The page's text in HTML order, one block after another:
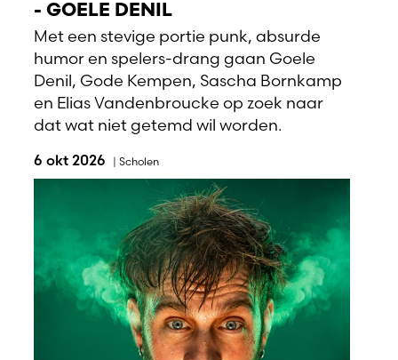
- GOELE DENIL
Met een stevige portie punk, absurde
humor en spelers-drang gaan Goele
Denil, Gode Kempen, Sascha Bornkamp
en Elias Vandenbroucke op zoek naar
dat wat niet getemd wil worden.
6 okt 2026 | Scholen